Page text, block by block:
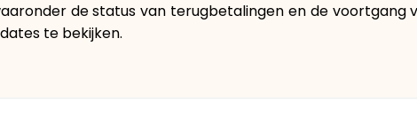
de status van terugbetalingen en de voortgang
te bekijken.